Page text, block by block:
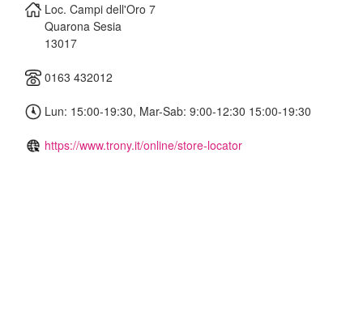
Loc. Campi dell'Oro 7
Quarona Sesia
13017
0163 432012
Lun: 15:00-19:30, Mar-Sab: 9:00-12:30 15:00-19:30
https://www.trony.it/online/store-locator